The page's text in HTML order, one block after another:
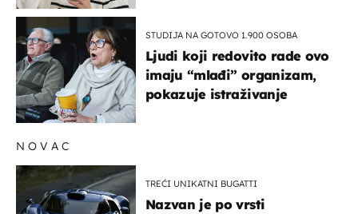
STUDIJA NA GOTOVO 1.900 OSOBA
Ljudi koji redovito rade ovo
imaju “mlađi” organizam,
pokazuje istraživanje
NOVAC
TREĆI UNIKATNI BUGATTI
Nazvan je po vrsti